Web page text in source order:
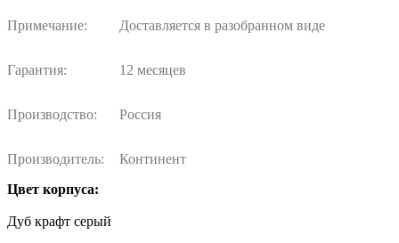
Примечание: Доставляется в разобранном виде
Гарантия: 12 месяцев
Производство: Россия
Производитель:
Континент
Цвет корпуса:
Дуб крафт серый